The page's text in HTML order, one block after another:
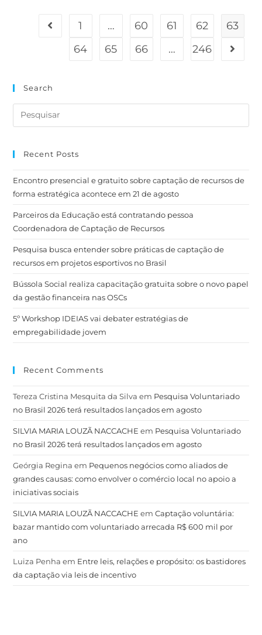
1 … 60 61 62
63
64
65 66 … 246
Search
Recent Posts
Encontro presencial e gratuito sobre captação de recursos de
forma estratégica acontece em 21 de agosto
Parceiros da Educação está contratando pessoa
Coordenadora de Captação de Recursos
Pesquisa busca entender sobre práticas de captação de
recursos em projetos esportivos no Brasil
Bússola Social realiza capacitação gratuita sobre o novo papel
da gestão financeira nas OSCs
5º Workshop IDEIAS vai debater estratégias de
empregabilidade jovem
Recent Comments
Tereza Cristina Mesquita da Silva em Pesquisa Voluntariado
no Brasil 2026 terá resultados lançados em agosto
SILVIA MARIA LOUZÃ NACCACHE em Pesquisa Voluntariado
no Brasil 2026 terá resultados lançados em agosto
Geórgia Regina em Pequenos negócios como aliados de
grandes causas: como envolver o comércio local no apoio a
iniciativas sociais
SILVIA MARIA LOUZÃ NACCACHE emCaptação voluntária:
bazar mantido com voluntariado arrecada R$ 600 mil por
ano
Luiza Penha em Entre leis, relações e propósito: os bastidores
da captação via leis de incentivo